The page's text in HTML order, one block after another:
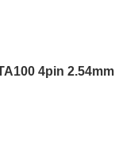
4pin 2.54mm